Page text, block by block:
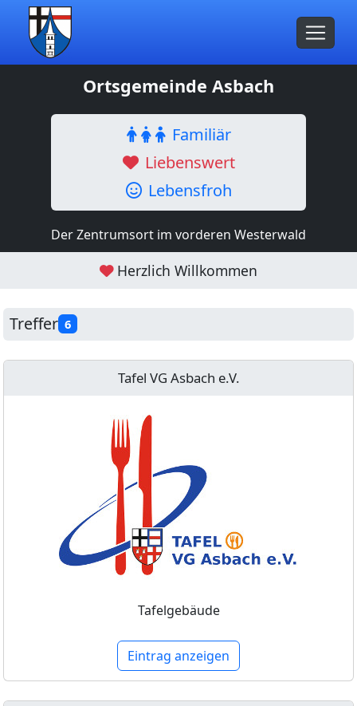
Ortsgemeinde Asbach
Familiär
Liebenswert
Lebensfroh
Der Zentrumsort im vorderen Westerwald
Herzlich Willkommen
Treffer 6
Tafel VG Asbach e.V.
Tafelgebäude
Eintrag anzeigen